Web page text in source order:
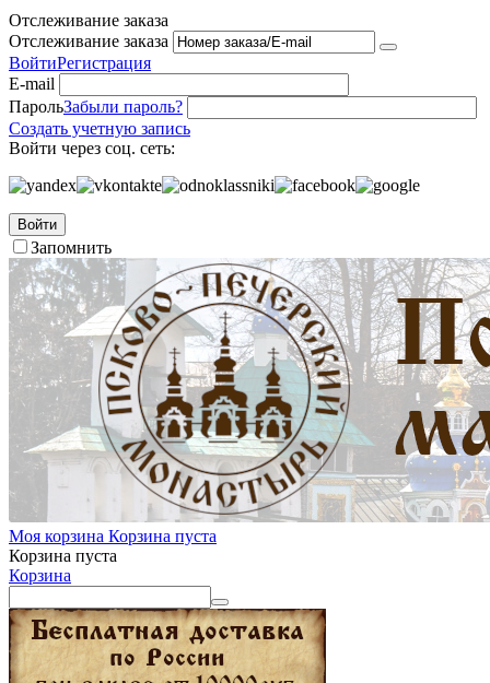
Отслеживание заказа
Отслеживание заказа
ВойтиРегистрация
E-mail
ПарольЗабыли пароль?
Создать учетную запись
Войти через соц. сеть:
Войти
Запомнить
Моя корзина Корзина пуста
Корзина пуста
Корзина